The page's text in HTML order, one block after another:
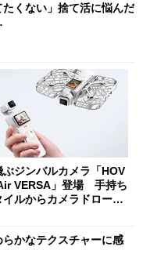
たくない」捨て活に悩んだ
ぶジンバルカメラ「HOV
VERSA」登場 手持ち
イルからカメラドローン
かなテクスチャーに感